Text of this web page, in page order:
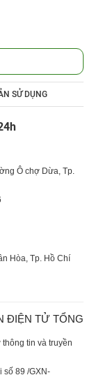
SỬ DỤNG
Ô chợ Dừa, Tp.
Hòa, Tp. Hồ Chí
ĐIỆN TỬ TỔNG
tin và truyền
số 89 /GXN-